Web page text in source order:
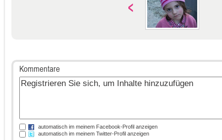
Kommentare
automatisch im meinem Facebook-Profil anzeigen
automatisch im meinem Twitter-Profil anzeigen